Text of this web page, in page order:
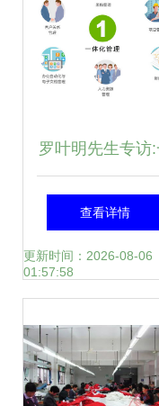
罗叶明先生专访:
体化管理如何构
企业管理蓝图
查看详情
更新时间：2026-08-06
01:57:58